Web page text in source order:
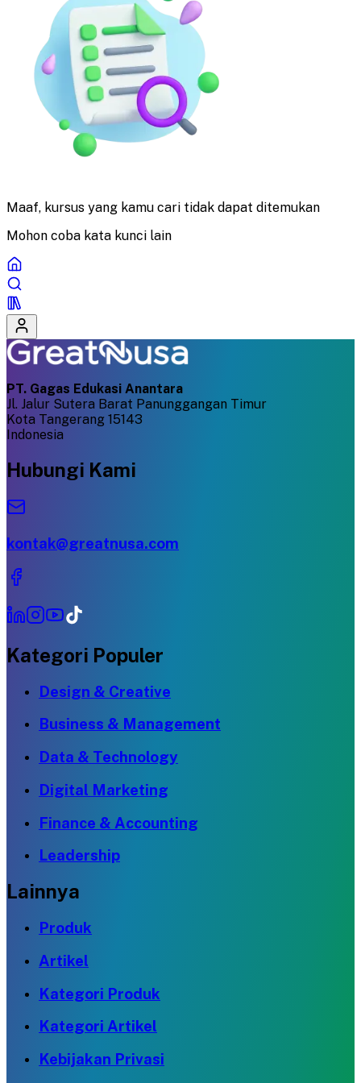
Maaf, kursus yang kamu cari tidak dapat ditemukan
Mohon coba kata kunci lain
PT. Gagas Edukasi Anantara
Jl. Jalur Sutera Barat Panunggangan Timur
Kota Tangerang 15143
Indonesia
Hubungi Kami
kontak@greatnusa.com
Kategori Populer
Design & Creative
Business & Management
Data & Technology
Digital Marketing
Finance & Accounting
Leadership
Lainnya
Produk
Artikel
Kategori Produk
Kategori Artikel
Kebijakan Privasi